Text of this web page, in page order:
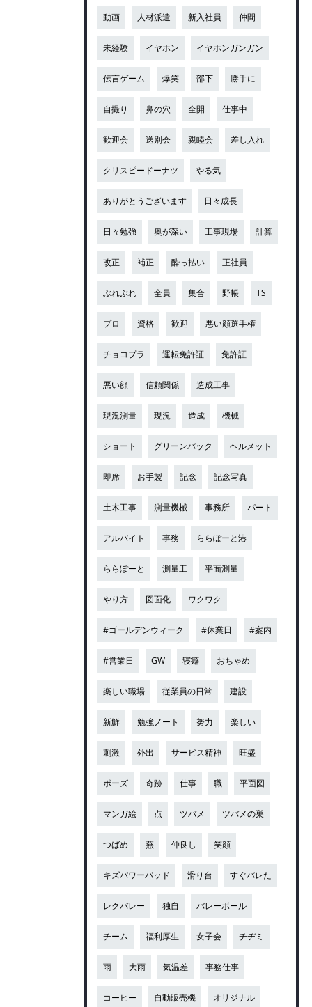
動画 人材派遣 新入社員 仲間
未経験 イヤホン イヤホンガンガン
伝言ゲーム 爆笑 部下 勝手に
自撮り 鼻の穴 全開 仕事中
歓迎会 送別会 親睦会 差し入れ
クリスピードーナツ やる気
ありがとうございます 日々成長
日々勉強 奥が深い 工事現場 計算
改正 補正 酔っ払い 正社員
ぶれぶれ 全員 集合 野帳 TS
プロ 資格 歓迎 悪い顔選手権
チョコプラ 運転免許証 免許証
悪い顔 信頼関係 造成工事
現況測量 現況 造成 機械
ショート グリーンバック ヘルメット
即席 お手製 記念 記念写真
土木工事 測量機械 事務所 パート
アルバイト 事務 ららぽーと港
ららぽーと 測量工 平面測量
やり方 図面化 ワクワク
#ゴールデンウィーク #休業日 #案内
#営業日 GW 寝癖 おちゃめ
楽しい職場 従業員の日常 建設
新鮮 勉強ノート 努力 楽しい
刺激 外出 サービス精神 旺盛
ポーズ 奇跡 仕事 職 平面図
マンガ絵 点 ツバメ ツバメの巣
つばめ 燕 仲良し 笑顔
キズパワーパッド 滑り台 すぐバレた
レクバレー 独自 バレーボール
チーム 福利厚生 女子会 チヂミ
雨 大雨 気温差 事務仕事
コーヒー 自動販売機 オリジナル